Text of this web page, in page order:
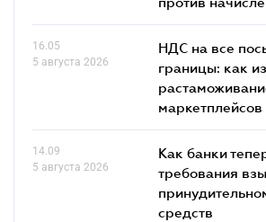
16.05
5 августа 2026
НДС на все
границы: как
14.09
5 августа 2026
Как банки
требования
средств